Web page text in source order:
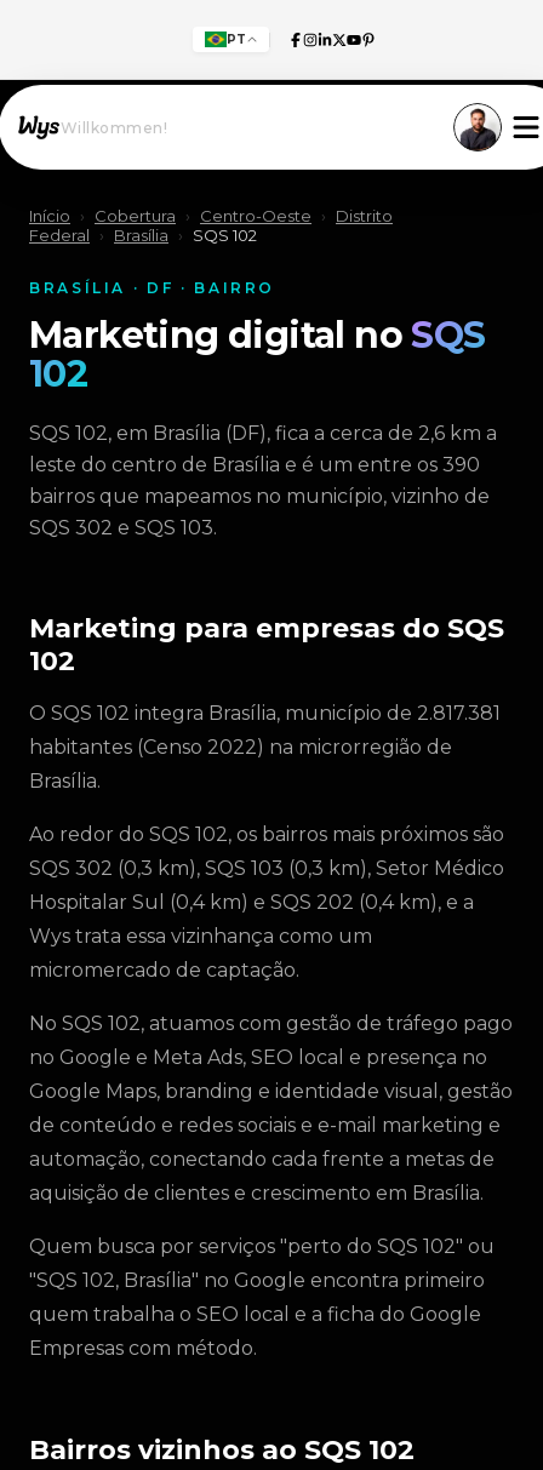
PT
Willkommen!
Início › Cobertura › Centro-Oeste ›
Distrito
Federal
› Brasília › SQS 102
BRASÍLIA · DF · BAIRRO
Marketing digital noSQS
102
SQS 102, em Brasília (DF), fica a cerca de 2,6 km a
leste do centro de Brasília e é um entre os 390
bairros que mapeamos no município, vizinho de
SQS 302 e SQS 103.
Marketing para empresas do SQS
102
O SQS 102 integra Brasília, município de 2.817.381
habitantes (Censo 2022) na microrregião de
Brasília.
Ao redor do SQS 102, os bairros mais próximos são
SQS 302 (0,3 km), SQS 103 (0,3 km), Setor Médico
Hospitalar Sul (0,4 km) e SQS 202 (0,4 km), e a
Wys trata essa vizinhança como um
micromercado de captação.
No SQS 102, atuamos com gestão de tráfego pago
no Google e Meta Ads, SEO local e presença no
Google Maps, branding e identidade visual, gestão
de conteúdo e redes sociais e e-mail marketing e
automação, conectando cada frente a metas de
aquisição de clientes e crescimento em Brasília.
Quem busca por serviços "perto do SQS 102" ou
"SQS 102, Brasília" no Google encontra primeiro
quem trabalha o SEO local e a ficha do Google
Empresas com método.
Bairros vizinhos ao SQS 102